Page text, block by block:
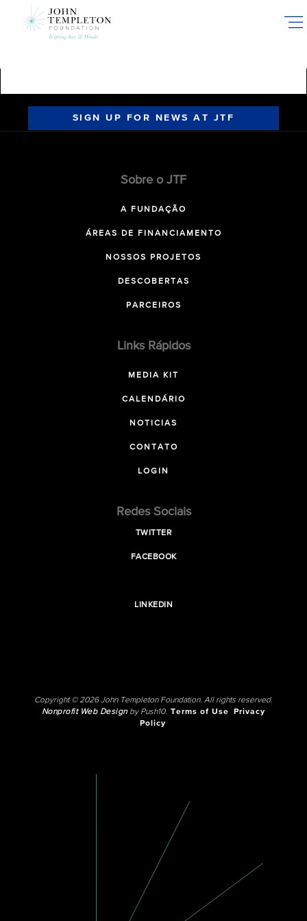
SIGN UP FOR NEWS AT JTF
Sobre o JTF
A FUNDAÇÃO
ÁREAS DE FINANCIAMENTO
NOSSOS PROJETOS
DESCOBERTAS
PARCEIROS
Links Rápidos
MEDIA KIT
CALENDÁRIO
NOTICIAS
CONTATO
LOGIN
Redes Sociais
TWITTER
FACEBOOK
LINKEDIN
Copyright © 2026 John Templeton Foundation. All rights reserved.
Nonprofit Web Designby Push10. Terms of Use
Privacy
Policy